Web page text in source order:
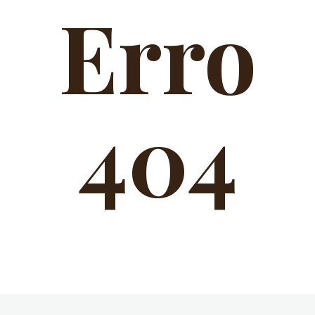
Erro
404